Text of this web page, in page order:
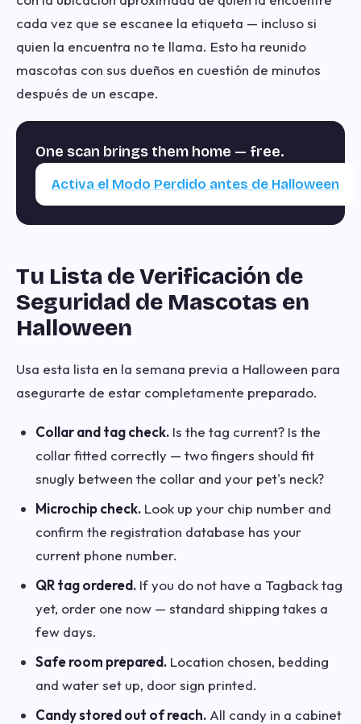
cada vez que se escanee la etiqueta — incluso si
quien la encuentra no te llama. Esto ha reunido
mascotas con sus dueños en cuestión de minutos
después de un escape.
One scan brings them home — free.
Activa el Modo Perdido antes de Halloween
Tu Lista de Verificación de
Seguridad de Mascotas en
Halloween
Usa esta lista en la semana previa a Halloween para
asegurarte de estar completamente preparado.
Collar and tag check. Is the tag current? Is the
collar fitted correctly — two fingers should fit
snugly between the collar and your pet's neck?
Microchip check. Look up your chip number and
confirm the registration database has your
current phone number.
QR tag ordered. If you do not have a Tagback tag
yet, order one now — standard shipping takes a
few days.
Safe room prepared. Location chosen, bedding
and water set up, door sign printed.
Candy stored out of reach. All candy in a cabinet